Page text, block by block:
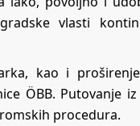
vlasti
kao i
ÖBB. Putovanje
procedura.